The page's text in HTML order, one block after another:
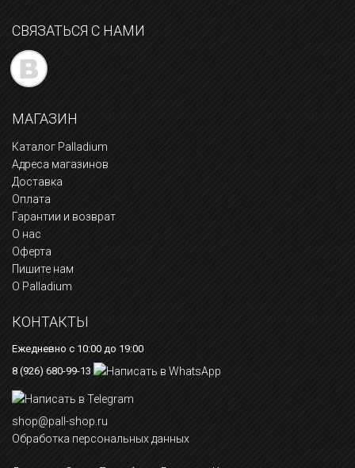
СВЯЗАТЬСЯ С НАМИ
МАГАЗИН
Каталог Palladium
Адреса магазинов
Доставка
Оплата
Гарантии и возврат
О нас
Оферта
Пишите нам
О Palladium
КОНТАКТЫ
Ежедневно с 10:00 до 19:00
8 (926) 680-99-13
shop@pall-shop.ru
Обработка персональных данных